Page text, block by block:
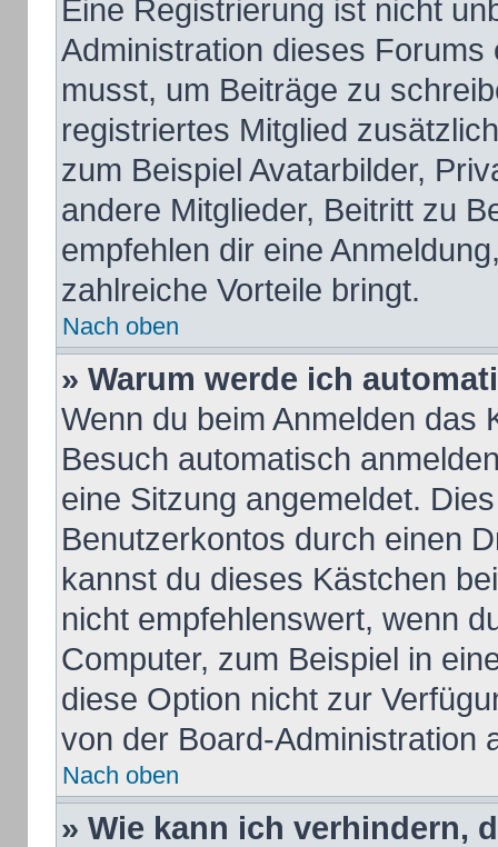
Eine Registrierung ist nicht
Administration dieses
musst, um Beiträge zu
registriertes Mitglied
zum Beispiel Avatarbilder,
andere Mitglieder, Beitritt zu
empfehlen dir eine
zahlreiche Vorteile bringt.
Nach oben
» Warum werde ich
Wenn du beim Anmelden das
Besuch automatisch
eine Sitzung angemeldet.
Benutzerkontos durch einen
kannst du dieses Kästchen
nicht empfehlenswert, wenn
Computer, zum Beispiel in
diese Option nicht zur
von der Board-Administration
Nach oben
» Wie kann ich verhindern,